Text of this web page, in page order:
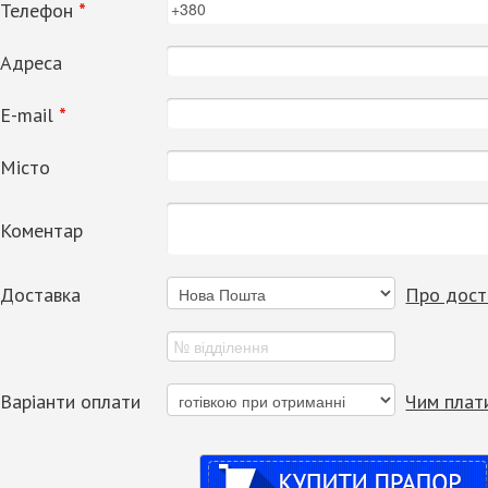
Телефон *
Адреса
Е-mail *
Місто
Коментар
Доставка Про
Варіанти оплати Чим
Купити